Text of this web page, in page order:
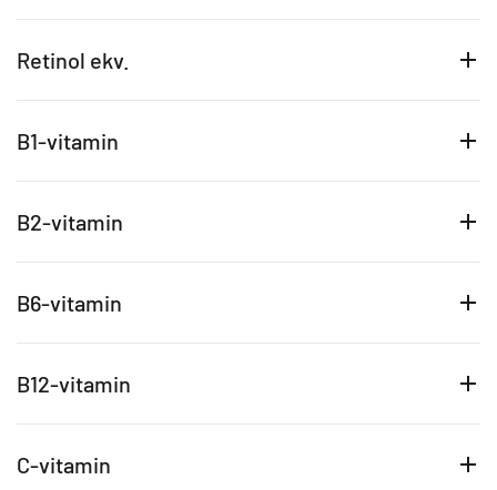
Retinol ekv.
B1-vitamin
B2-vitamin
B6-vitamin
B12-vitamin
C-vitamin